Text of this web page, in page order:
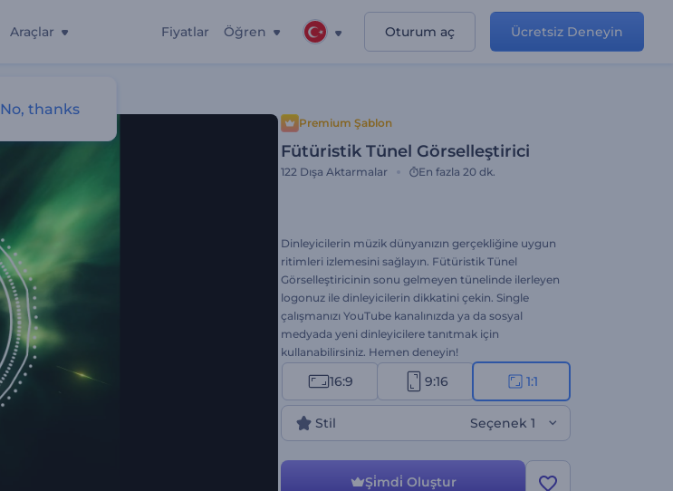
Araçlar Fiyatlar Öğren Oturum aç Ücretsiz Deneyin
Premium Şablon
Fütüristik Tünel Görselleştirici
122 Dışa Aktarmalar En fazla 20 dk.
Dinleyicilerin müzik dünyanızın gerçekliğine uygun
ritimleri izlemesini sağlayın. Fütüristik Tünel
Görselleştiricinin sonu gelmeyen tünelinde ilerleyen
logonuz ile dinleyicilerin dikkatini çekin. Single
çalışmanızı YouTube kanalınızda ya da sosyal
medyada yeni dinleyicilere tanıtmak için
kullanabilirsiniz. Hemen deneyin!
16:9 9:16 1:1
Stil Seçenek 1
Şi̇mdi̇ Oluştur
No, thanks